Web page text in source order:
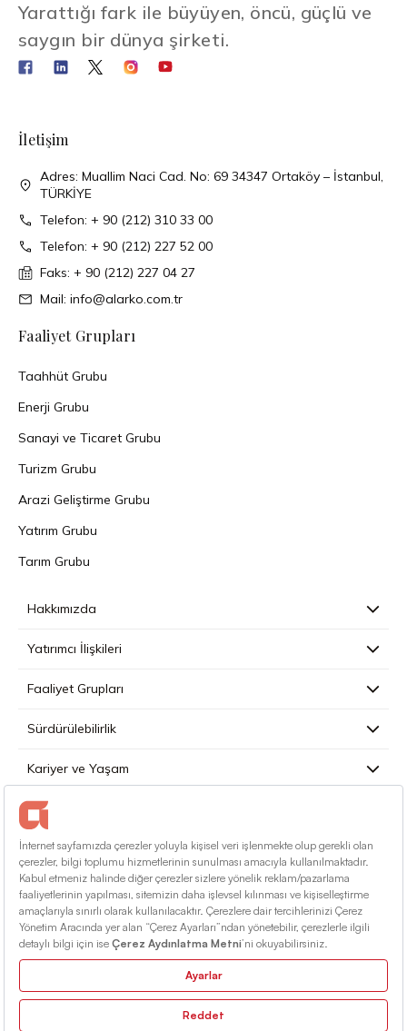
Yarattığı fark ile büyüyen, öncü, güçlü ve
saygın bir dünya şirketi.
İletişim
Adres: Muallim Naci Cad. No: 69 34347 Ortaköy – İstanbul,
TÜRKİYE
Telefon: + 90 (212) 310 33 00
Telefon: + 90 (212) 227 52 00
Faks: + 90 (212) 227 04 27
Mail: info@alarko.com.tr
Faaliyet Grupları
Taahhüt Grubu
Enerji Grubu
Sanayi ve Ticaret Grubu
Turizm Grubu
Arazi Geliştirme Grubu
Yatırım Grubu
Tarım Grubu
Hakkımızda
Yatırımcı İlişkileri
Faaliyet Grupları
Sürdürülebilirlik
Kariyer ve Yaşam
Basın
İletişim
Türkçe
Kullanım Koşulları
Bilgi Toplumu Hizmetleri
© 2026 Alarko Holding. Tüm Hakları Saklıdır